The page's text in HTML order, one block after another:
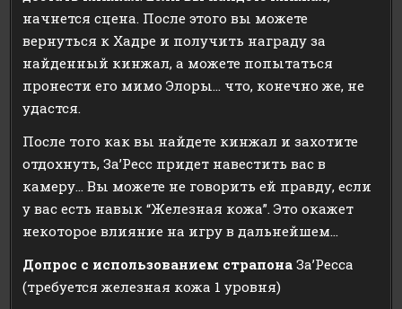
начнется сцена. После этого вы можете
вернуться к Хадре и получить награду за
найденный кинжал, а можете попытаться
пронести его мимо Элоры… что, конечно же, не
удастся.
После того как вы найдете кинжал и захотите
отдохнуть, За’Ресс придет навестить вас в
камеру… Вы можете не говорить ей правду, если
у вас есть навык “Железная кожа”. Это окажет
некоторое влияние на игру в дальнейшем…
Допрос с использованием страпона За’Ресса
(требуется железная кожа 1 уровня)